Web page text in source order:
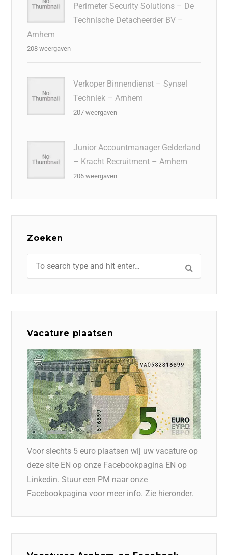
Perimeter Security Solutions – De
Technische Detacheerder BV –
Arnhem
208 weergaven
Verkoper Binnendienst – Synsel
Techniek – Arnhem
207 weergaven
Junior Accountmanager Gelderland
– Kracht Recruitment – Arnhem
206 weergaven
Zoeken
Vacature plaatsen
Voor slechts 5 euro plaatsen wij uw vacature op
deze site EN op onze Facebookpagina EN op
Linkedin. Stuur een PM naar onze
Facebookpagina voor meer info. Zie hieronder.